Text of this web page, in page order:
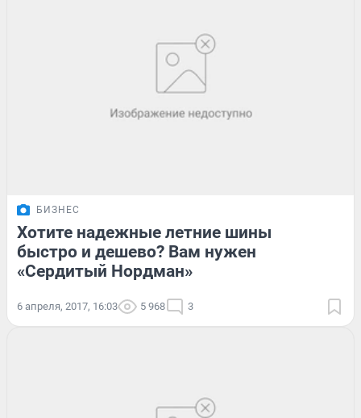
БИЗНЕС
Хотите надежные летние шины
быстро и дешево? Вам нужен
«Сердитый Нордман»
6 апреля, 2017, 16:03 5 968 3